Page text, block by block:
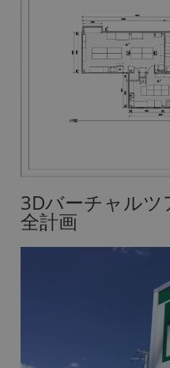
3Dバーチャルツ
全計画